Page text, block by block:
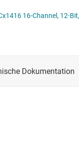
16-Channel, 12-